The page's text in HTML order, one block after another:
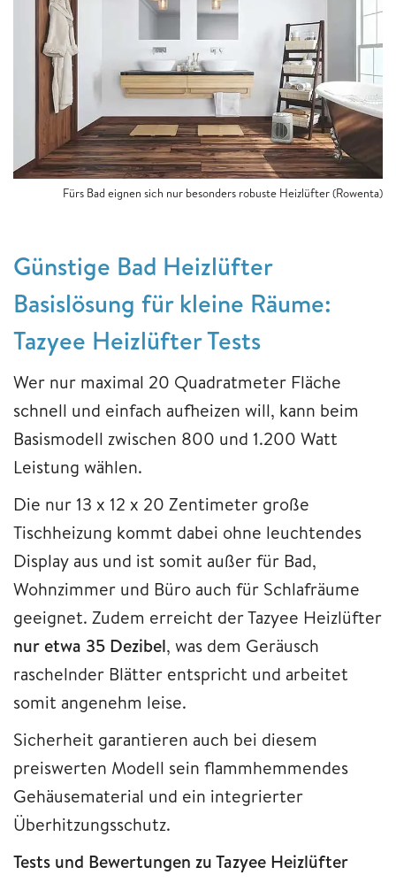
Fürs Bad eignen sich nur besonders robuste Heizlüfter (Rowenta)
Günstige Bad Heizlüfter
Basislösung für kleine Räume:
Tazyee Heizlüfter Tests
Wer nur maximal 20 Quadratmeter Fläche
schnell und einfach aufheizen will, kann beim
Basismodell zwischen 800 und 1.200 Watt
Leistung wählen.
Die nur 13 x 12 x 20 Zentimeter große
Tischheizung kommt dabei ohne leuchtendes
Display aus und ist somit außer für Bad,
Wohnzimmer und Büro auch für Schlafräume
geeignet. Zudem erreicht der Tazyee Heizlüfter
nur etwa 35 Dezibel, was dem Geräusch
raschelnder Blätter entspricht und arbeitet
somit angenehm leise.
Sicherheit garantieren auch bei diesem
preiswerten Modell sein flammhemmendes
Gehäusematerial und ein integrierter
Überhitzungsschutz.
Tests und Bewertungen zu Tazyee Heizlüfter